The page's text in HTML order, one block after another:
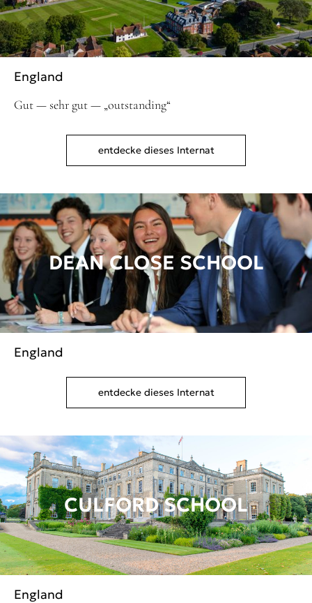
England
Gut — sehr gut — „outstanding“
entdecke dieses Internat
DEAN CLOSE SCHOOL
England
entdecke dieses Internat
CULFORD SCHOOL
England